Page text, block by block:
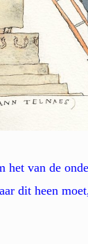
van de
dit heen